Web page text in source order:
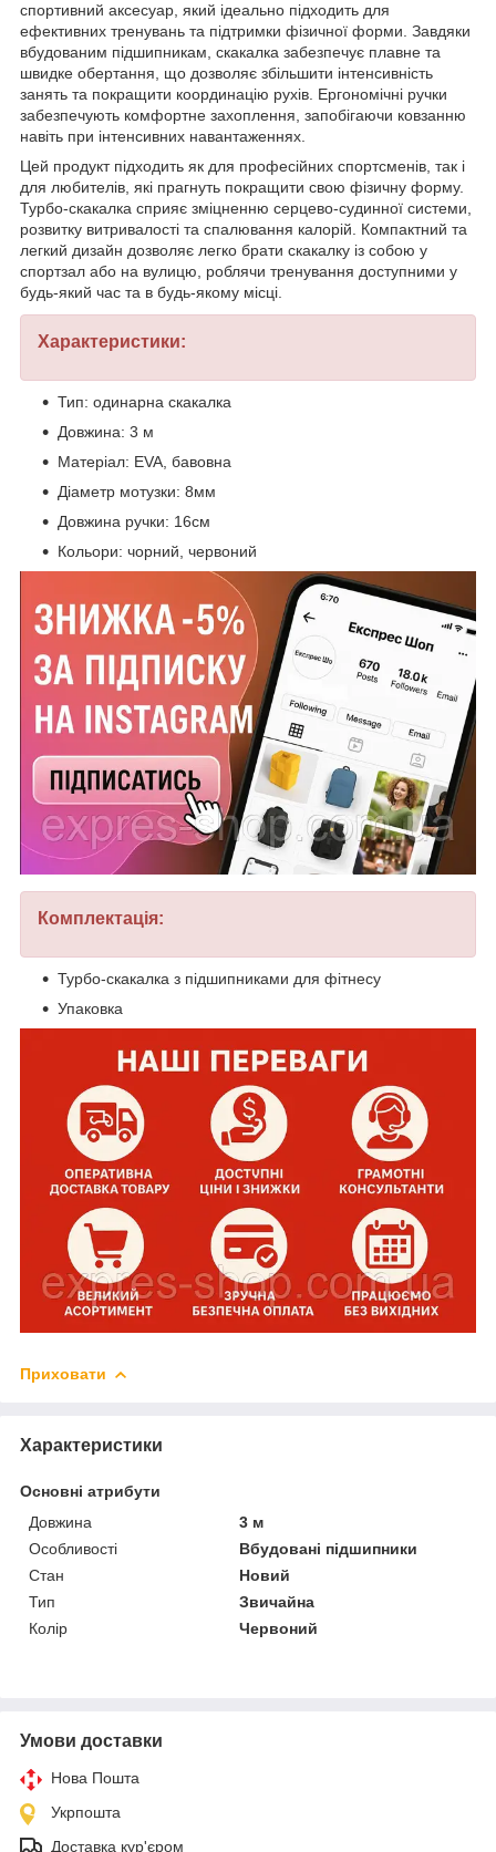
спортивний аксесуар, який ідеально підходить для
ефективних тренувань та підтримки фізичної форми. Завдяки
вбудованим підшипникам, скакалка забезпечує плавне та
швидке обертання, що дозволяє збільшити інтенсивність
занять та покращити координацію рухів. Ергономічні ручки
забезпечують комфортне захоплення, запобігаючи ковзанню
навіть при інтенсивних навантаженнях.
Цей продукт підходить як для професійних спортсменів, так і
для любителів, які прагнуть покращити свою фізичну форму.
Турбо-скакалка сприяє зміцненню серцево-судинної системи,
розвитку витривалості та спалювання калорій. Компактний та
легкий дизайн дозволяє легко брати скакалку із собою у
спортзал або на вулицю, роблячи тренування доступними у
будь-який час та в будь-якому місці.
Характеристики:
Тип: одинарна скакалка
Довжина: 3 м
Матеріал: EVA, бавовна
Діаметр мотузки: 8мм
Довжина ручки: 16см
Кольори: чорний, червоний
Комплектація:
Турбо-скакалка з підшипниками для фітнесу
Упаковка
Приховати
Характеристики
Основні атрибути
Довжина
3 м
Особливості
Вбудовані підшипники
Стан
Новий
Тип
Звичайна
Колір
Червоний
Умови доставки
Нова Пошта
Укрпошта
Доставка кур'єром